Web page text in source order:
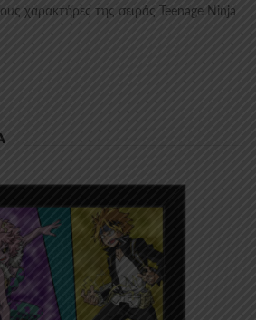
χαρακτήρες της σειράς Teenage Ninja